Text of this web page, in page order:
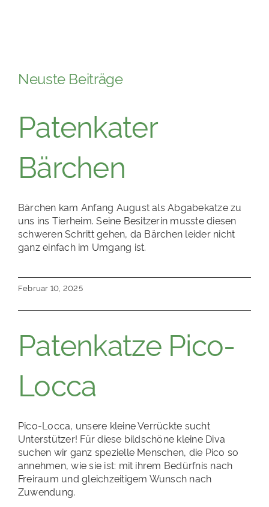
Neuste Beiträge
Patenkater
Bärchen
Bärchen kam Anfang August als Abgabekatze zu
uns ins Tierheim. Seine Besitzerin musste diesen
schweren Schritt gehen, da Bärchen leider nicht
ganz einfach im Umgang ist.
Februar 10, 2025
Patenkatze Pico-
Locca
Pico-Locca, unsere kleine Verrückte sucht
Unterstützer! Für diese bildschöne kleine Diva
suchen wir ganz spezielle Menschen, die Pico so
annehmen, wie sie ist: mit ihrem Bedürfnis nach
Freiraum und gleichzeitigem Wunsch nach
Zuwendung.